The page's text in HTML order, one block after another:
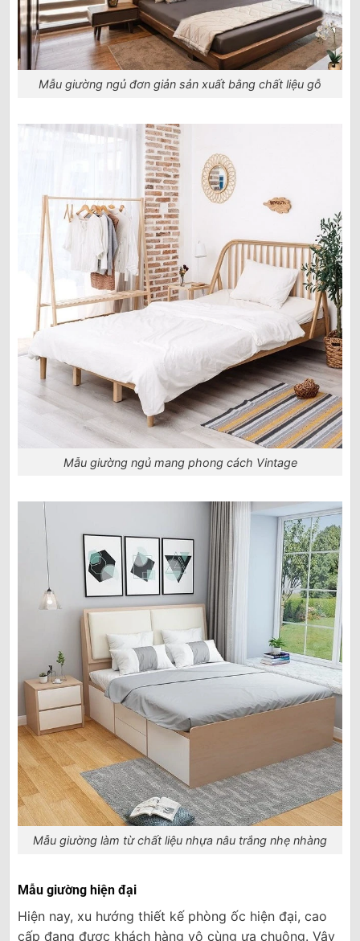
Mẫu giường ngủ đơn giản sản xuất bằng chất liệu gỗ
Mẫu giường ngủ mang phong cách Vintage
Mẫu giường làm từ chất liệu nhựa nâu trắng nhẹ nhàng
Mẫu giường hiện đại
Hiện nay, xu hướng thiết kế phòng ốc hiện đại, cao
cấp đang được khách hàng vô cùng ưa chuộng. Vậy